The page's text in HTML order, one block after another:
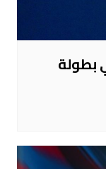
بطولة